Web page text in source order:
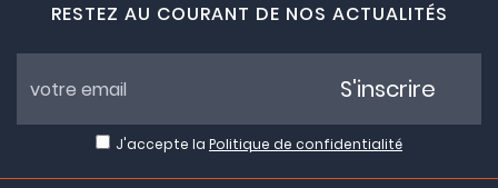
RESTEZ AU COURANT DE NOS ACTUALITÉS
J'accepte la Politique de confidentialité
S'inscrire